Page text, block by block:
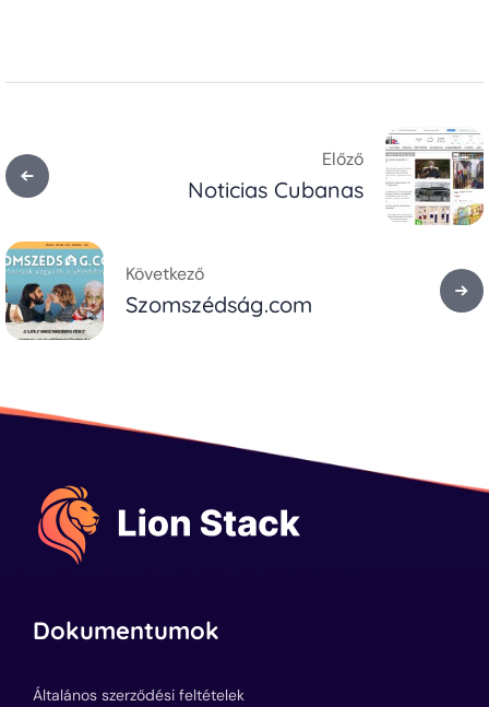
Előző
Noticias Cubanas
Következő
Szomszédság.com
Dokumentumok
Általános szerződési feltételek